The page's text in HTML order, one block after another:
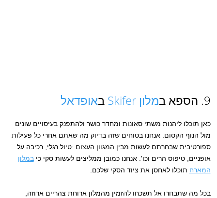
9. הספא ב מלון Skifer באופדאל
כאן תוכלו ליהנות משתי סאונות ומחדר כושר ולהתפנק בעיסויים שונים
מול הנוף הקסום. אנחנו בטוחים שזה בדיוק מה שאתם אחרי כל פעילות
ספורטיבית שבחרתם לעשות מבין המגוון העצום :טיול רגלי, רכיבה על
אופניים, טיפוס הרים וכו'. אנחנו כמובן ממליצים לעשות סקי כיבמלון
המארח תוכלו לאחסן את ציוד הסקי שלכם.
בכל מה שתבחרו אל תשכחו להזמין מהמלון ארוחת צהריים ארוזה,